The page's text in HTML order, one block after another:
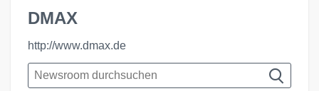
DMAX
http://www.dmax.de